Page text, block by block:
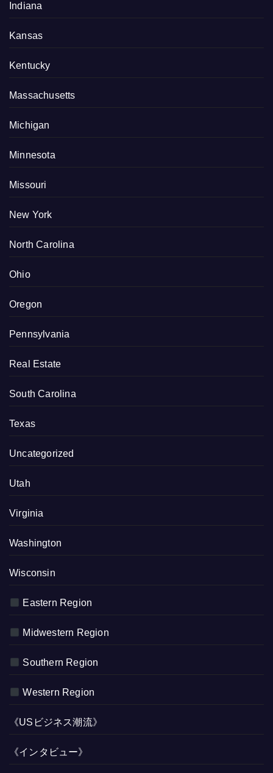
Indiana
Kansas
Kentucky
Massachusetts
Michigan
Minnesota
Missouri
New York
North Carolina
Ohio
Oregon
Pennsylvania
Real Estate
South Carolina
Texas
Uncategorized
Utah
Virginia
Washington
Wisconsin
Eastern Region
Midwestern Region
Southern Region
Western Region
《USビジネス潮流》
《インタビュー》